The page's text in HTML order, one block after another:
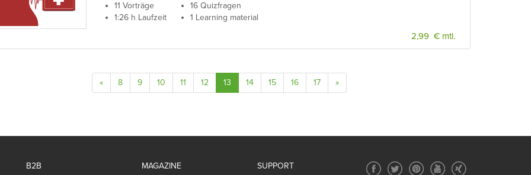
11 Vorträge
1:26 h Laufzeit
16 Quizfragen
1 Learning material
2,99 € mtl.
« 8 9 10 11 12 13 14 15 16 17 »
B2B MAGAZINE SUPPORT